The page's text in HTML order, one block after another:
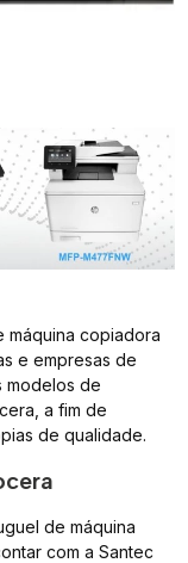
máquina copiadora
e empresas de
modelos de
a fim de
de qualidade.
de máquina
com a Santec